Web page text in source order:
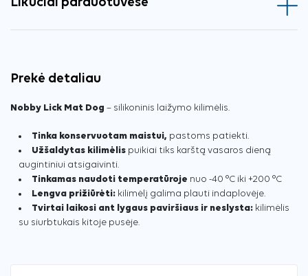
Likučiai parduotuvėse
Prekė detaliau
Nobby Lick Mat Dog – silikoninis laižymo kilimėlis.
Tinka konservuotam maistui, pastoms patiekti.
Užšaldytas kilimėlis puikiai tiks karštą vasaros dieną
augintiniui atsigaivinti.
Tinkamas naudoti temperatūroje nuo -40 °C iki +200 °C
Lengva prižiūrėti: kilimėlį galima plauti indaplovėje.
Tvirtai laikosi ant lygaus paviršiaus ir neslysta: kilimėlis
su siurbtukais kitoje pusėje.